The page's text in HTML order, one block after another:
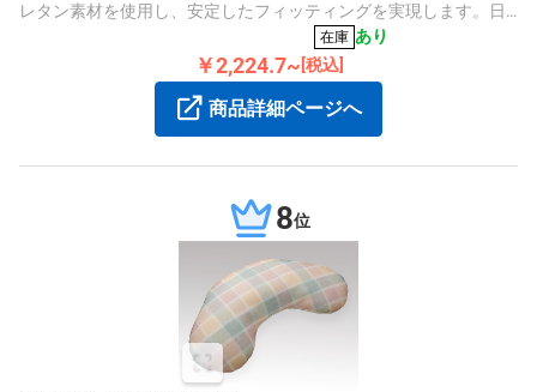
レタン素材を使用し、安定したフィッティングを実現します。日
本人の体格に合わせた形状で、洗濯や乾燥も可能です。
在庫 あり
￥2,224.7~ [税込]
商品詳細ページへ
8位